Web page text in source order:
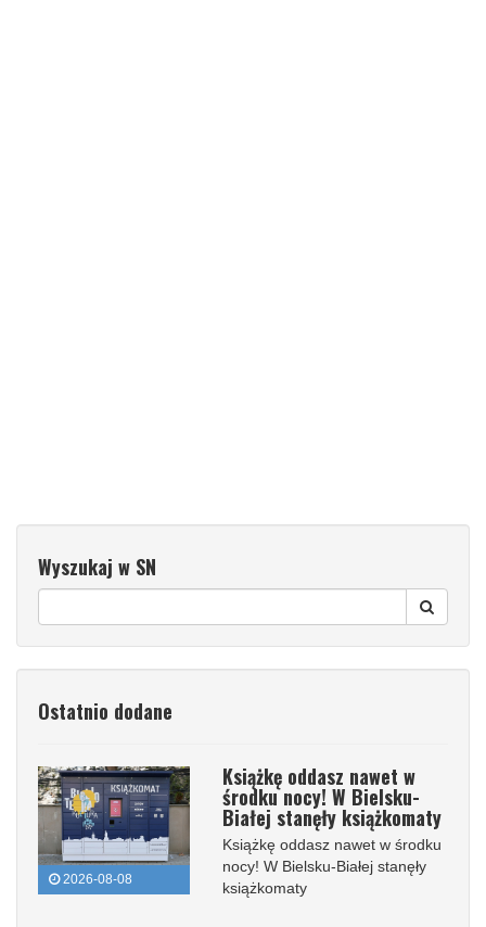
Wyszukaj w SN
Ostatnio dodane
2026-08-08
Książkę oddasz nawet w
środku nocy! W Bielsku-
Białej stanęły książkomaty
Książkę oddasz nawet w środku
nocy! W Bielsku-Białej stanęły
książkomaty